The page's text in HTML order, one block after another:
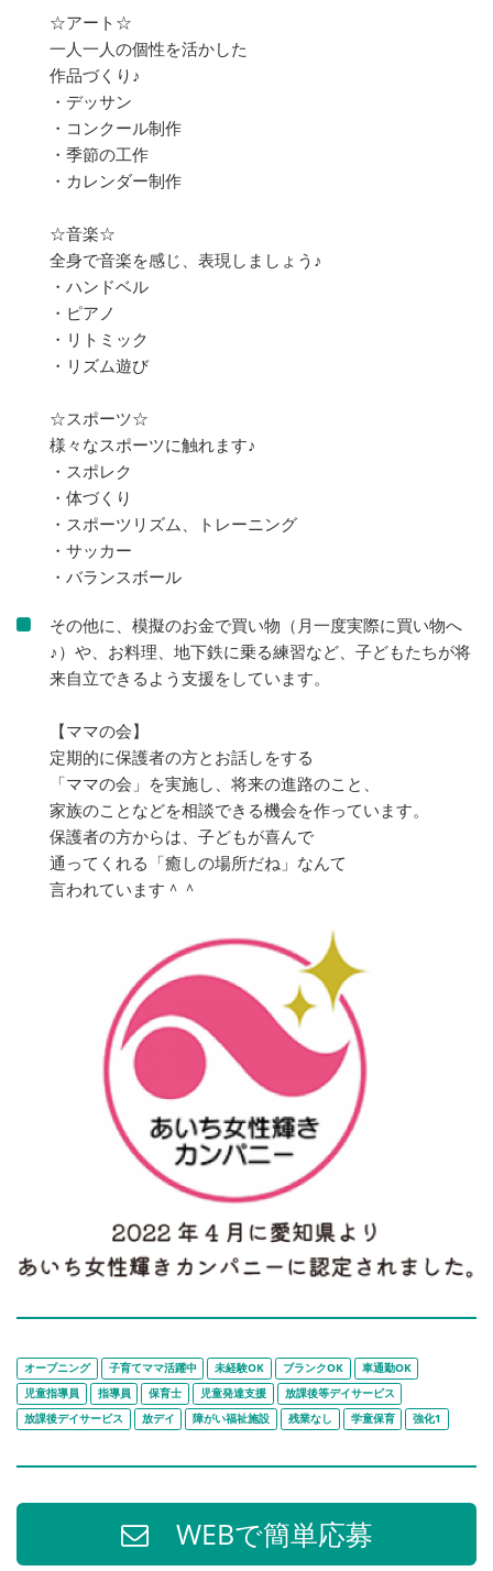
☆アート☆
一人一人の個性を活かした
作品づくり♪
・デッサン
・コンクール制作
・季節の工作
・カレンダー制作
☆音楽☆
全身で音楽を感じ、表現しましょう♪
・ハンドベル
・ピアノ
・リトミック
・リズム遊び
☆スポーツ☆
様々なスポーツに触れます♪
・スポレク
・体づくり
・スポーツリズム、トレーニング
・サッカー
・バランスボール
その他に、模擬のお金で買い物（月一度実際に買い物へ
♪）や、お料理、地下鉄に乗る練習など、子どもたちが将
来自立できるよう支援をしています。
【ママの会】
定期的に保護者の方とお話しをする
「ママの会」を実施し、将来の進路のこと、
家族のことなどを相談できる機会を作っています。
保護者の方からは、子どもが喜んで
通ってくれる「癒しの場所だね」なんて
言われています＾＾
オープニング 子育てママ活躍中 未経験OK ブランクOK
車通勤OK
児童指導員
指導員 保育士 児童発達支援
放課後等デイサービス
放課後デイサービス
放デイ 障がい福祉施設 残業なし 学童保育 強化1
WEBで簡単応募